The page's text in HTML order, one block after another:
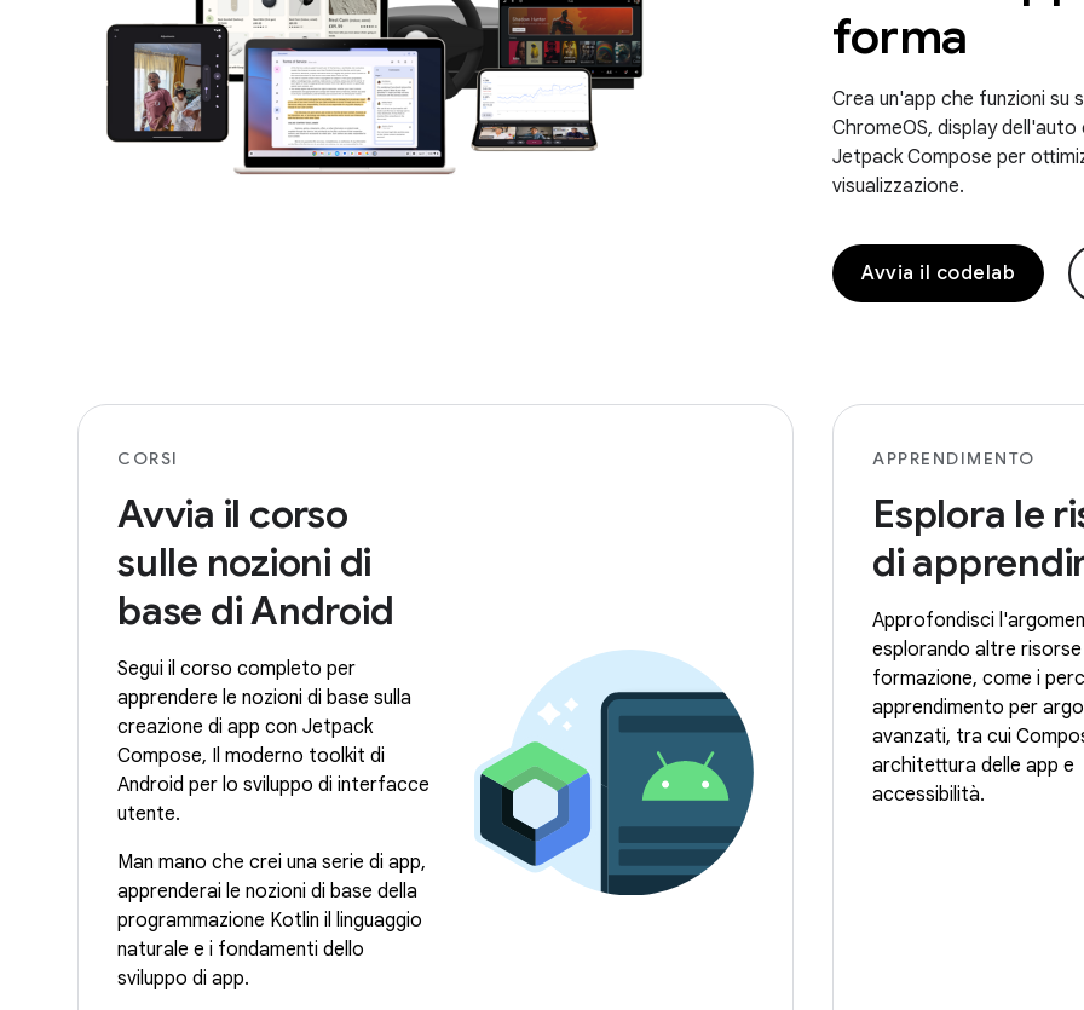
forma
Crea un'app che funzioni su
ChromeOS, display
Jetpack Compose per
visualizzazione.
Avvia il codelab
CORSI
Avvia il corso
sulle nozioni di
base di Android
Segui il corso completo per
apprendere le nozioni di base sulla
creazione di app con Jetpack
Compose, Il moderno toolkit di
Android per lo sviluppo di interfacce
utente.
Man mano che crei una serie di app,
apprenderai le nozioni di base della
programmazione Kotlin il linguaggio
naturale e i fondamenti dello
sviluppo di app.
APPRENDIMENTO
Esplora le
di
Approfondisci
esplorando altre risorse
formazione, come i
apprendimento per
avanzati, tra cui
architettura delle app e
accessibilità.